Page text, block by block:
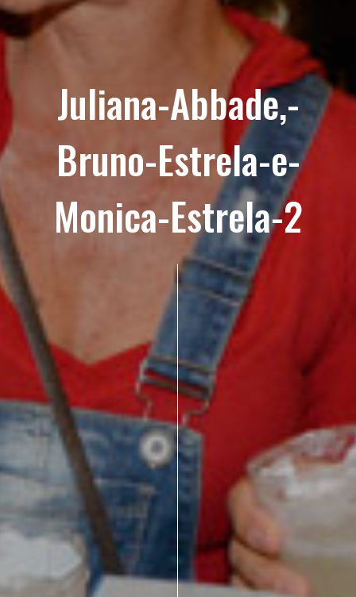
Juliana-Abbade,-
Bruno-Estrela-e-
Monica-Estrela-2